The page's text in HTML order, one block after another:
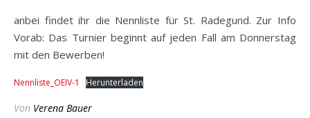
anbei findet ihr die Nennliste für St. Radegund. Zur Info
Vorab: Das Turnier beginnt auf jeden Fall am Donnerstag
mit den Bewerben!
Nennliste_OEIV-1 Herunterladen
Von Verena Bauer